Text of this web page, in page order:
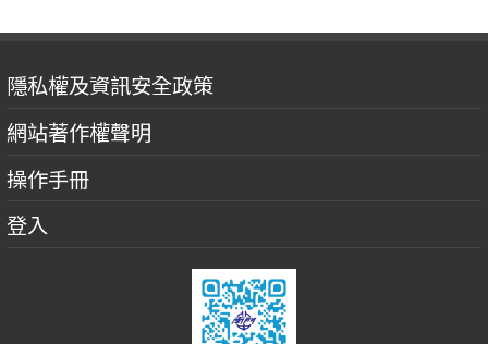
隱私權及資訊安全政策
網站著作權聲明
操作手冊
登入